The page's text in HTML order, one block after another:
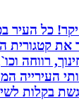
כל העיר בכף
רווחה וכו`,
לשירות